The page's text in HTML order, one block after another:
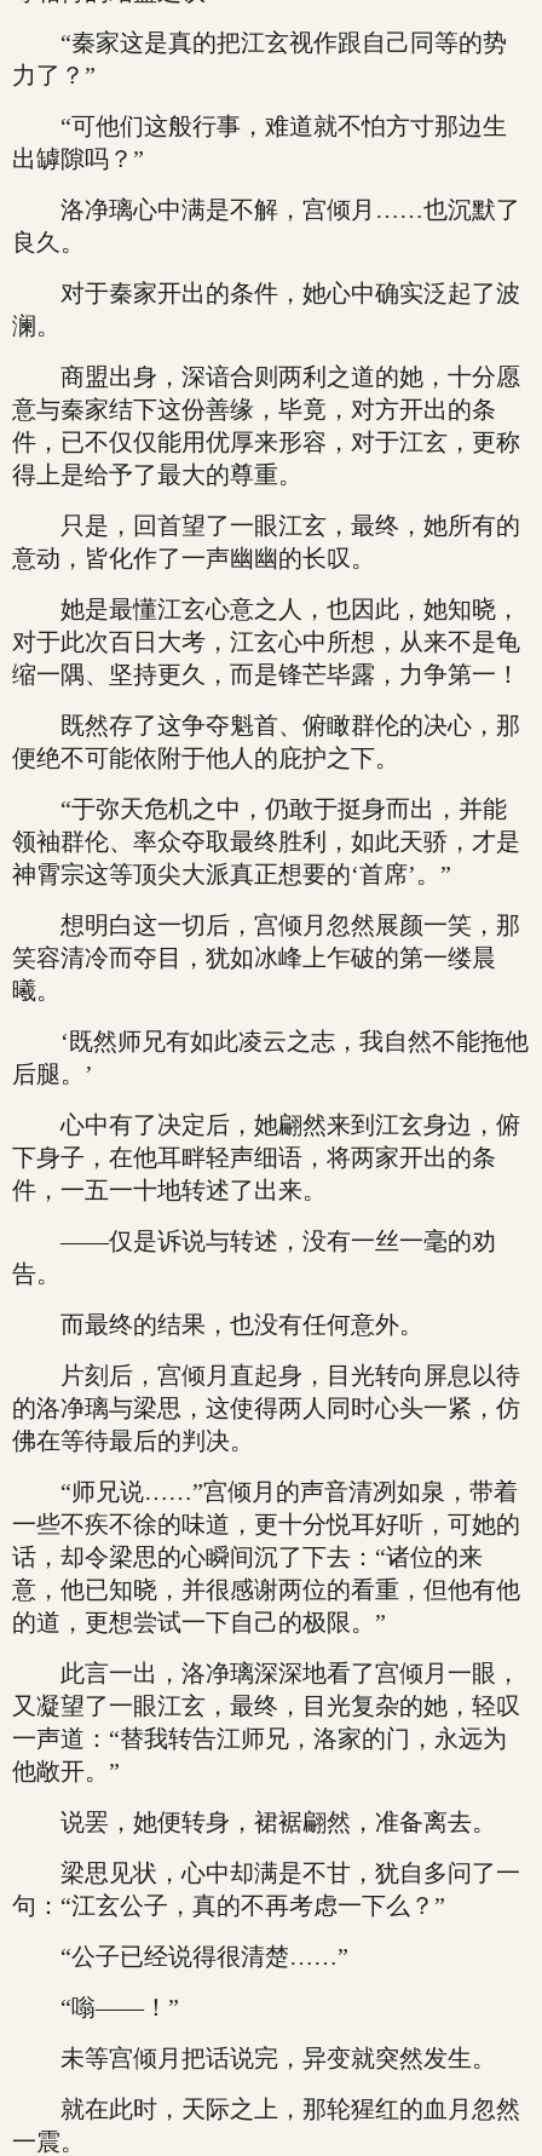
“秦家这是真的把江玄视作跟自己同等的势
力了？”
“可他们这般行事，难道就不怕方寸那边生
出罅隙吗？”
洛净璃心中满是不解，宫倾月……也沉默了
良久。
对于秦家开出的条件，她心中确实泛起了波
澜。
商盟出身，深谙合则两利之道的她，十分愿
意与秦家结下这份善缘，毕竟，对方开出的条
件，已不仅仅能用优厚来形容，对于江玄，更称
得上是给予了最大的尊重。
只是，回首望了一眼江玄，最终，她所有的
意动，皆化作了一声幽幽的长叹。
她是最懂江玄心意之人，也因此，她知晓，
对于此次百日大考，江玄心中所想，从来不是龟
缩一隅、坚持更久，而是锋芒毕露，力争第一！
既然存了这争夺魁首、俯瞰群伦的决心，那
便绝不可能依附于他人的庇护之下。
“于弥天危机之中，仍敢于挺身而出，并能
领袖群伦、率众夺取最终胜利，如此天骄，才是
神霄宗这等顶尖大派真正想要的‘首席’。”
想明白这一切后，宫倾月忽然展颜一笑，那
笑容清冷而夺目，犹如冰峰上乍破的第一缕晨
曦。
‘既然师兄有如此凌云之志，我自然不能拖他
后腿。’
心中有了决定后，她翩然来到江玄身边，俯
下身子，在他耳畔轻声细语，将两家开出的条
件，一五一十地转述了出来。
——仅是诉说与转述，没有一丝一毫的劝
告。
而最终的结果，也没有任何意外。
片刻后，宫倾月直起身，目光转向屏息以待
的洛净璃与梁思，这使得两人同时心头一紧，仿
佛在等待最后的判决。
“师兄说……”宫倾月的声音清冽如泉，带着
一些不疾不徐的味道，更十分悦耳好听，可她的
话，却令梁思的心瞬间沉了下去：“诸位的来
意，他已知晓，并很感谢两位的看重，但他有他
的道，更想尝试一下自己的极限。”
此言一出，洛净璃深深地看了宫倾月一眼，
又凝望了一眼江玄，最终，目光复杂的她，轻叹
一声道：“替我转告江师兄，洛家的门，永远为
他敞开。”
说罢，她便转身，裙裾翩然，准备离去。
梁思见状，心中却满是不甘，犹自多问了一
句：“江玄公子，真的不再考虑一下么？”
“公子已经说得很清楚……”
“嗡——！”
未等宫倾月把话说完，异变就突然发生。
就在此时，天际之上，那轮猩红的血月忽然
一震。